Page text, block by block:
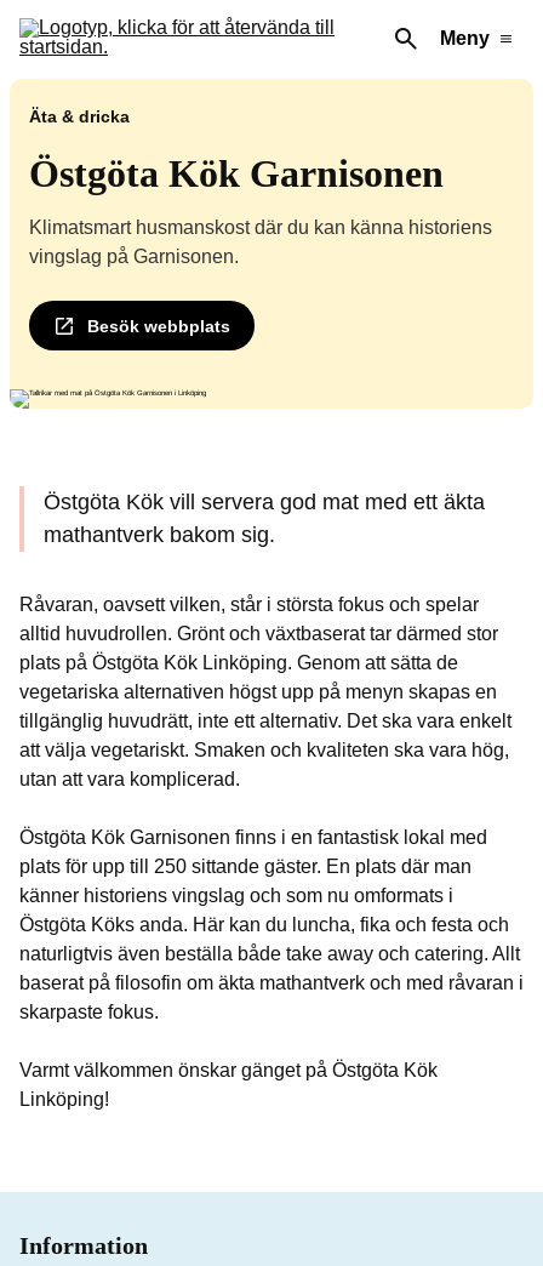
Meny
Äta & dricka
Östgöta Kök Garnisonen
Klimatsmart husmanskost där du kan känna historiens
vingslag på Garnisonen.
Besök webbplats
Östgöta Kök vill servera god mat med ett äkta
mathantverk bakom sig.
Råvaran, oavsett vilken, står i största fokus och spelar
alltid huvudrollen. Grönt och växtbaserat tar därmed stor
plats på Östgöta Kök Linköping. Genom att sätta de
vegetariska alternativen högst upp på menyn skapas en
tillgänglig huvudrätt, inte ett alternativ. Det ska vara enkelt
att välja vegetariskt. Smaken och kvaliteten ska vara hög,
utan att vara komplicerad.
Östgöta Kök Garnisonen finns i en fantastisk lokal med
plats för upp till 250 sittande gäster. En plats där man
känner historiens vingslag och som nu omformats i
Östgöta Köks anda. Här kan du luncha, fika och festa och
naturligtvis även beställa både take away och catering. Allt
baserat på filosofin om äkta mathantverk och med råvaran i
skarpaste fokus.
Varmt välkommen önskar gänget på Östgöta Kök
Linköping!
Information